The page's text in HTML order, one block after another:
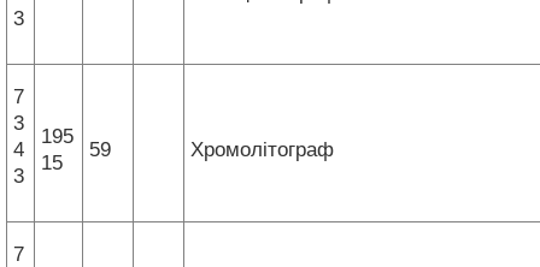
3
7
3
4
3
195
15
59 Хромолітограф
7